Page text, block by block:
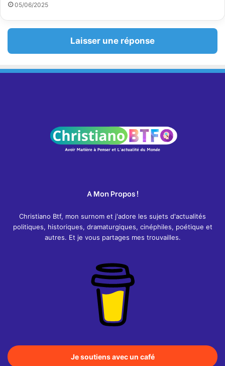
05/06/2025
Laisser une réponse
A Mon Propos !
Christiano Btf, mon surnom et j'adore les sujets d'actualités
politiques, historiques, dramaturgiques, cinéphiles, poétique et
autres. Et je vous partages mes trouvailles.
Je soutiens avec un café